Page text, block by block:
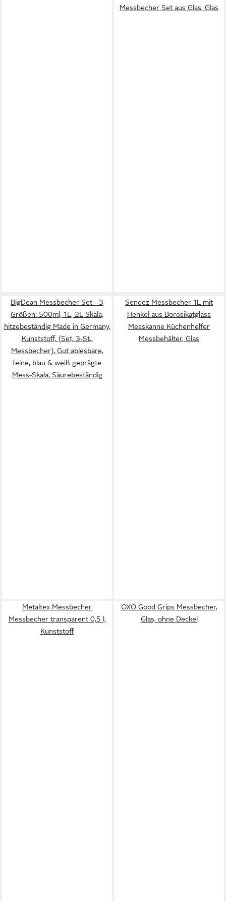
Messbecher Set aus Glas, Glas
BigDean Messbecher Set - 3
Größen: 500ml, 1L, 2L Skala,
hitzebeständig Made in Germany,
Kunststoff, (Set, 3-St.,
Messbecher), Gut ablesbare,
feine, blau & weiß geprägte
Mess-Skala, Säurebeständig
Sendez Messbecher 1L mit
Henkel aus Borosikatglass
Messkanne Küchenhelfer
Messbehälter, Glas
Metaltex Messbecher
Messbecher transparent 0,5 l,
Kunststoff
OXO Good Grips Messbecher,
Glas, ohne Deckel